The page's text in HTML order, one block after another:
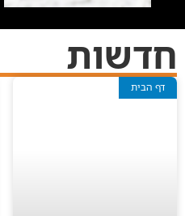
חדשות
דף הבית